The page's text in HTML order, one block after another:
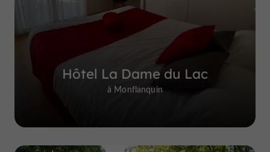
Hôtel La Dame du Lac
à Monflanquin